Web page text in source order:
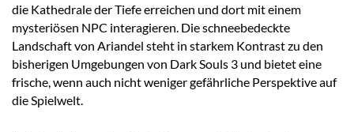
die Kathedrale der Tiefe erreichen und dort mit einem
mysteriösen NPC interagieren. Die schneebedeckte
Landschaft von Ariandel steht in starkem Kontrast zu den
bisherigen Umgebungen von Dark Souls 3 und bietet eine
frische, wenn auch nicht weniger gefährliche Perspektive auf
die Spielwelt.